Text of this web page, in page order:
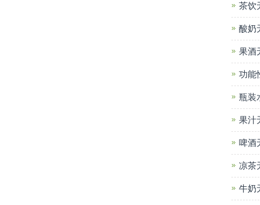
茶饮
酸奶
果酒
功能
瓶装
果汁
啤酒
凉茶
牛奶